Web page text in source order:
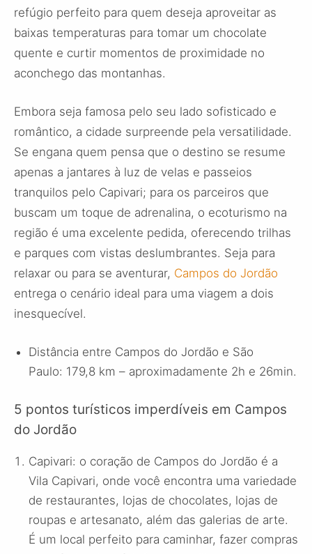
refúgio perfeito para quem deseja aproveitar as
baixas temperaturas para tomar um chocolate
quente e curtir momentos de proximidade no
aconchego das montanhas.
Embora seja famosa pelo seu lado sofisticado e
romântico, a cidade surpreende pela versatilidade.
Se engana quem pensa que o destino se resume
apenas a jantares à luz de velas e passeios
tranquilos pelo Capivari; para os parceiros que
buscam um toque de adrenalina, o ecoturismo na
região é uma excelente pedida, oferecendo trilhas
e parques com vistas deslumbrantes. Seja para
relaxar ou para se aventurar, Campos do Jordão
entrega o cenário ideal para uma viagem a dois
inesquecível.
Distância entre Campos do Jordão e São
Paulo: 179,8 km – aproximadamente 2h e 26min.
5 pontos turísticos imperdíveis em Campos
do Jordão
Capivari: o coração de Campos do Jordão é a
Vila Capivari, onde você encontra uma variedade
de restaurantes, lojas de chocolates, lojas de
roupas e artesanato, além das galerias de arte.
É um local perfeito para caminhar, fazer compras